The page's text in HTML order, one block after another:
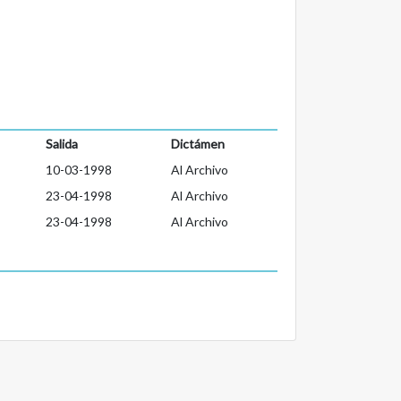
Salida
Dictámen
10-03-1998
Al Archivo
23-04-1998
Al Archivo
23-04-1998
Al Archivo